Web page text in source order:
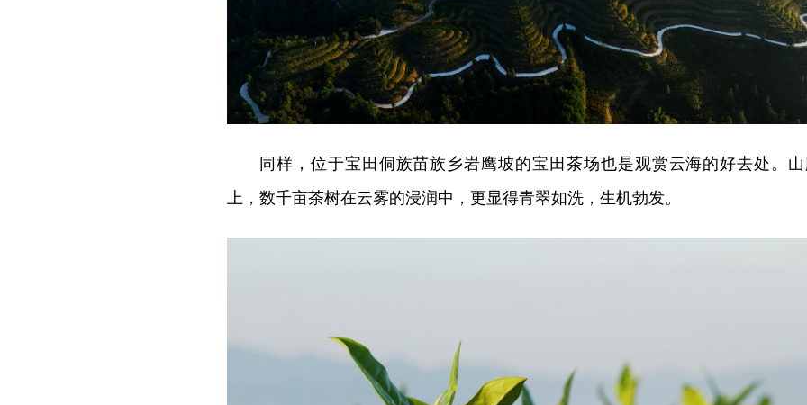
同样，位于宝田侗族苗族乡岩鹰坡的宝田茶场也是观赏云海的好去处。
上，数千亩茶树在云雾的浸润中，更显得青翠如洗，生机勃发。